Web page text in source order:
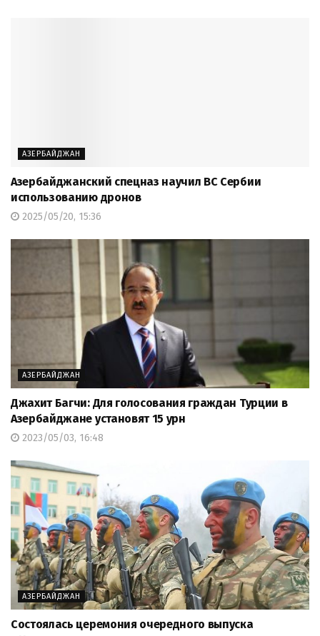
АЗЕРБАЙДЖАН
Азербайджанский спецназ научил ВС Сербии
использованию дронов
2025/05/20, 15:36
АЗЕРБАЙДЖАН
Джахит Багчи: Для голосования граждан Турции в
Азербайджане установят 15 урн
2023/05/03, 16:48
АЗЕРБАЙДЖАН
Состоялась церемония очередного выпуска